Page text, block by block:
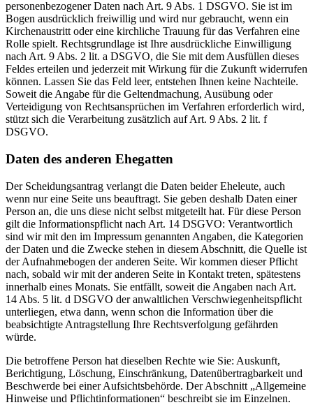
personenbezogener Daten nach Art. 9 Abs. 1 DSGVO. Sie ist im
Bogen ausdrücklich freiwillig und wird nur gebraucht, wenn ein
Kirchenaustritt oder eine kirchliche Trauung für das Verfahren eine
Rolle spielt. Rechtsgrundlage ist Ihre ausdrückliche Einwilligung
nach Art. 9 Abs. 2 lit. a DSGVO, die Sie mit dem Ausfüllen dieses
Feldes erteilen und jederzeit mit Wirkung für die Zukunft widerrufen
können. Lassen Sie das Feld leer, entstehen Ihnen keine Nachteile.
Soweit die Angabe für die Geltendmachung, Ausübung oder
Verteidigung von Rechtsansprüchen im Verfahren erforderlich wird,
stützt sich die Verarbeitung zusätzlich auf Art. 9 Abs. 2 lit. f
DSGVO.
Daten des anderen Ehegatten
Der Scheidungsantrag verlangt die Daten beider Eheleute, auch
wenn nur eine Seite uns beauftragt. Sie geben deshalb Daten einer
Person an, die uns diese nicht selbst mitgeteilt hat. Für diese Person
gilt die Informationspflicht nach Art. 14 DSGVO: Verantwortlich
sind wir mit den im Impressum genannten Angaben, die Kategorien
der Daten und die Zwecke stehen in diesem Abschnitt, die Quelle ist
der Aufnahmebogen der anderen Seite. Wir kommen dieser Pflicht
nach, sobald wir mit der anderen Seite in Kontakt treten, spätestens
innerhalb eines Monats. Sie entfällt, soweit die Angaben nach Art.
14 Abs. 5 lit. d DSGVO der anwaltlichen Verschwiegenheitspflicht
unterliegen, etwa dann, wenn schon die Information über die
beabsichtigte Antragstellung Ihre Rechtsverfolgung gefährden
würde.
Die betroffene Person hat dieselben Rechte wie Sie: Auskunft,
Berichtigung, Löschung, Einschränkung, Datenübertragbarkeit und
Beschwerde bei einer Aufsichtsbehörde. Der Abschnitt „Allgemeine
Hinweise und Pflichtinformationen“ beschreibt sie im Einzelnen.